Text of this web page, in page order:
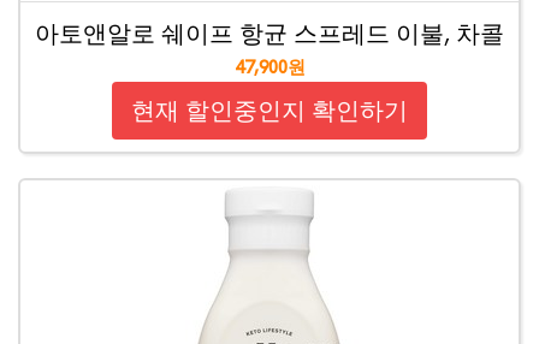
아토앤알로 쉐이프 항균 스프레드 이불, 차콜
47,900원
현재 할인중인지 확인하기